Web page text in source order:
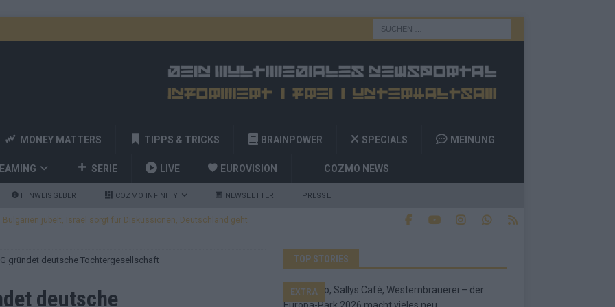
MONEY MATTERS TIPPS & TRICKS BRAINPOWER SPECIALS MEINUNG
SERIE LIVE EUROVISION COZMO NEWS
HINWEISGEBER COZMO INFINITY NEWSLETTER PRESSE
Bulgarien jubelt, Israel sorgt für Diskussionen, Deutschland geht
und Billy Joel – das ESC-Finale wird eine Party
– Startreihenfolge steht, Deutschland singt als Zweites!
gründet deutsche Tochtergesellschaft
deutsche
TOP STORIES
EXTRA